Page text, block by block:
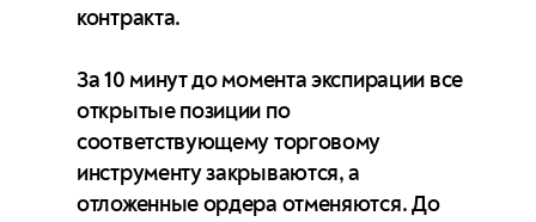
контракта.
За 10 минут до момента экспирации все
открытые позиции по
соответствующему торговому
инструменту закрываются, а
отложенные ордера отменяются. До